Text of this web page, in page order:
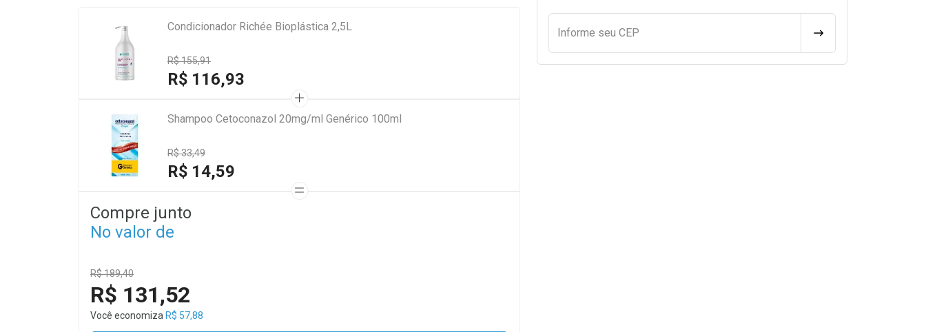
Informe seu CEP CALCULAR FRETE
Condicionador Richée Bioplástica 2,5L
R$ 155,91
R$ 116,93
Shampoo Cetoconazol 20mg/ml Genérico 100ml
R$ 33,49
R$ 14,59
Compre junto
No valor de
R$ 189,40
R$ 131,52
Você economiza R$ 57,88